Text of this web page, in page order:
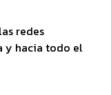
redes
y hacia todo el